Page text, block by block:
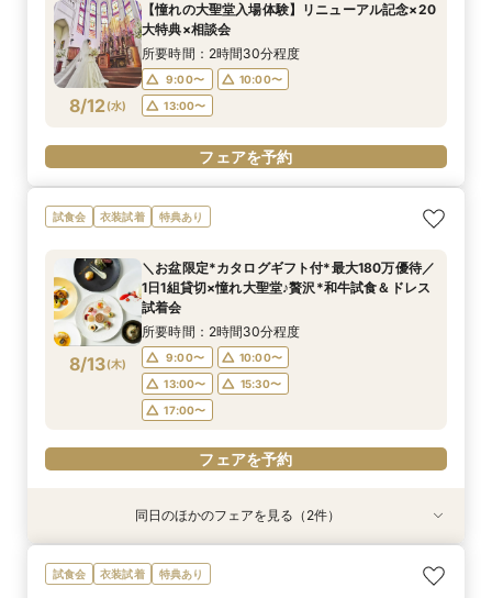
8/11(火)
9:00〜
13:00〜
15:30〜
17:00〜
8/11(火)
所要時間：2時間30分程度
13:00〜
15:30〜
17:00〜
フェアを予約
8/11(火)
9:00〜
13:00〜
15:30〜
17:00〜
8/11(火)
9:00〜
13:00〜
15:30〜
17:00〜
8/11(火)
10:00〜
13:00〜
15:30〜
17:00〜
8/12(水)
【憧れの大聖堂入場体験】リニューアル記念×20
大特典×相談会
所要時間：2時間30分程度
9:00〜
10:00〜
13:00〜
フェアを予約
試食会 衣装試着 特典あり
8/13(木)
＼お盆限定*カタログギフト付*最大180万優待／
1日1組貸切×憧れ大聖堂♪贅沢*和牛試食＆ドレス
試着会
所要時間：2時間30分程度
9:00〜
10:00〜
13:00〜
15:30〜
17:00〜
フェアを予約
特典あり
<初見学に◎>じっくり相談会×大聖堂×上質空間
×絶品3万試食
衣装試着 特典あり
＼パパママ＆マタニティも安心★／ダンドリや予
算もイチから相談
同日のほかのフェアを見る（2件）
試食会 衣装試着 特典あり